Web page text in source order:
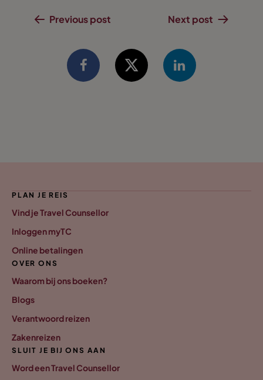
Previous post Next post
PLAN JE REIS
Vind je Travel Counsellor
Inloggen myTC
Online betalingen
OVER ONS
Waarom bij ons boeken?
Blogs
Verantwoord reizen
Zakenreizen
SLUIT JE BIJ ONS AAN
Word een Travel Counsellor